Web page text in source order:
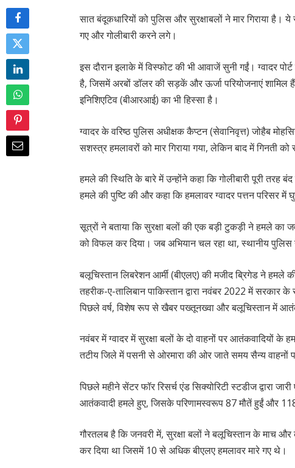
सात बंदूकधारियों को पुलिस और सुरक्षाबलों ने मार गिराया है।
गए और गोलीबारी करने लगे।
इस दौरान इलाके में विस्फोट की भी आवाजें सुनी गईं। ग्वादर
है, जिसमें अरबों डॉलर की सड़कें और ऊर्जा परियोजनाएं शामिल
इनिशिएटिव (बीआरआई) का भी हिस्सा है।
ग्वादर के वरिष्ठ पुलिस अधीक्षक कैप्टन (सेवानिवृत्त) जोहैब
सशस्त्र हमलावरों को मार गिराया गया, लेकिन बाद में गिनती
हमले की स्थिति के बारे में उन्होंने कहा कि गोलीबारी पूरी
हमले की पुष्टि की और कहा कि हमलावर ग्वादर पत्तन परिसर में
सूत्रों ने बताया कि सुरक्षा बलों की एक बड़ी टुकड़ी ने हमले का
को विफल कर दिया। जब अभियान चल रहा था, स्थानीय
बलूचिस्तान लिबरेशन आर्मी (बीएलए) की मजीद ब्रिगेड ने हमले
तहरीक-ए-तालिबान पाकिस्तान द्वारा नवंबर 2022 में सरकार
पिछले वर्ष, विशेष रूप से खैबर पख्तूनख्वा और बलूचिस्तान में
नवंबर में ग्वादर में सुरक्षा बलों के दो वाहनों पर आतंकवादियों के
तटीय जिले में पसनी से ओरमारा की ओर जाते समय सैन्य वाहनों
पिछले महीने सेंटर फॉर रिसर्च एंड सिक्योरिटी स्टडीज द्वारा
आतंकवादी हमले हुए, जिसके परिणामस्वरूप 87 मौतें हुईं और
गौरतलब है कि जनवरी में, सुरक्षा बलों ने बलूचिस्तान के माच
कर दिया था जिसमें 10 से अधिक बीएलए हमलावर मारे गए थे।